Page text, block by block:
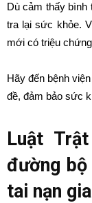
Dù cảm thấy
tra lại sức khỏe.
mới có triệu
Hãy đến bệnh
đề, đảm bảo sức
Luật
đường
tai nạn